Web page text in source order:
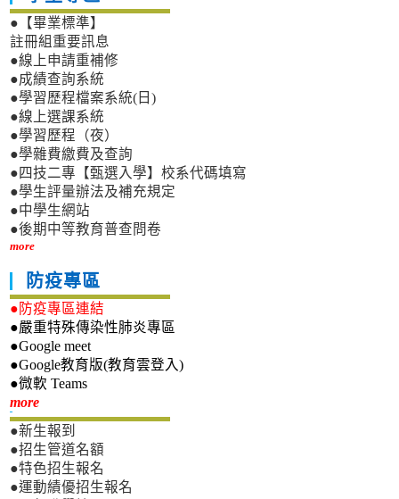
●【畢業標準】
註冊組重要訊息
●線上申請重補修
●成績查詢系統
●學習歷程檔案系統(日)
●線上選課系統
●學習歷程（夜）
●學雜費繳費及查詢
●四技二專【甄選入學】校系代碼填寫
●學生評量辦法及補充規定
●中學生網站
●後期中等教育普查問卷
more
防疫專區
●防疫專區連結
●嚴重特殊傳染性肺炎專區
●Google meet
●Google教育版(教育雲登入)
●微軟 Teams
more新生專區
●新生報到
●招生管道名額
●特色招生報名
●運動績優招生報名